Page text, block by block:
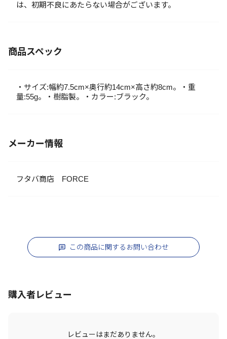
は、初期不良にあたらない場合がございます。
商品スペック
・サイズ:幅約7.5cm×奥行約14cm×高さ約8cm。・重
量:55g。・樹脂製。・カラー:ブラック。
メーカー情報
フタバ商店 FORCE
この商品に関するお問い合わせ
購入者レビュー
レビューはまだありません。